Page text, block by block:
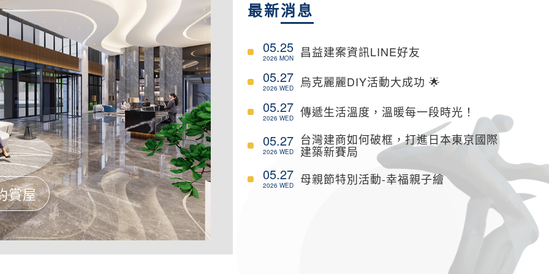
賞屋
最新消息
05.25
2026 MON 昌益建案資訊LINE好友
05.27
2026 WED 烏克麗麗DIY活動大成功 🌟
05.27
2026 WED 傳遞生活溫度，溫暖每一段時光！
05.27
2026 WED
台灣建商如何破框，打進日本東京國際
建築新賽局
05.27
2026 WED 母親節特別活動-幸福親子繪